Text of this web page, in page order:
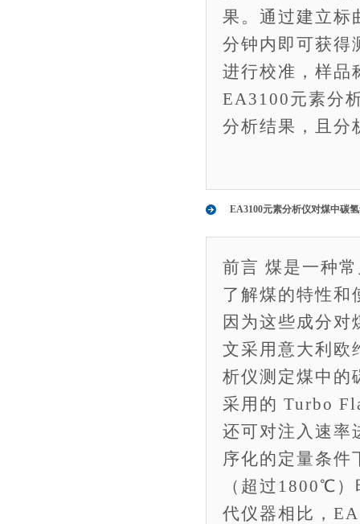
果。通过建立标
分钟内即可获得
进行校准，样品
EA3100元素分
分析结果，且分
EA3100元素分析仪对煤中碳
前言 煤是一种
了解煤的特性和
因为这些成分
文采用意大利欧
析仪测定煤中的
采用的 Turbo
还可对注入速率
序化的定量条件
（超过1800℃
代仪器相比，